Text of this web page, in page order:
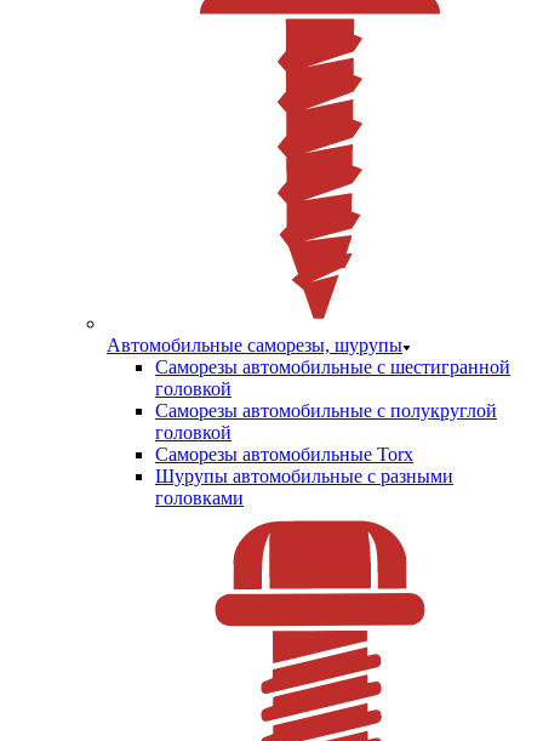
Автомобильные саморезы, шурупы
Саморезы автомобильные с шестигранной
головкой
Саморезы автомобильные с полукруглой
головкой
Саморезы автомобильные Torx
Шурупы автомобильные с разными
головками